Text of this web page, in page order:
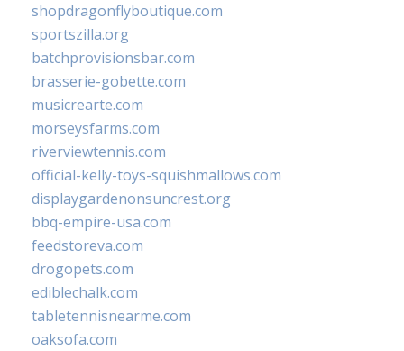
shopdragonflyboutique.com
sportszilla.org
batchprovisionsbar.com
brasserie-gobette.com
musicrearte.com
morseysfarms.com
riverviewtennis.com
official-kelly-toys-squishmallows.com
displaygardenonsuncrest.org
bbq-empire-usa.com
feedstoreva.com
drogopets.com
ediblechalk.com
tabletennisnearme.com
oaksofa.com